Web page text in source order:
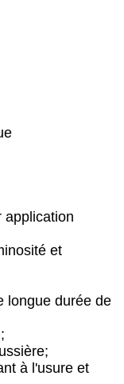
application
et
longue durée de
à l'usure et